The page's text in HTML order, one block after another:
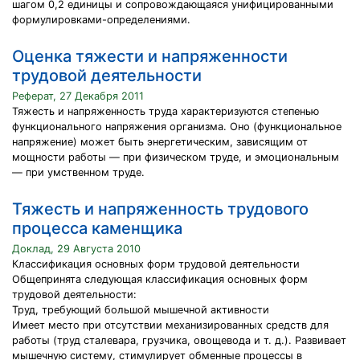
шагом 0,2 единицы и сопровождающаяся унифицированными
формулировками-определениями.
Оценка тяжести и напряженности
трудовой деятельности
Реферат, 27 Декабря 2011
Тяжесть и напряженность труда характеризуются степенью
функ­ционального напряжения организма. Оно (функциональное
напряжение) может быть энергетиче­ским, зависящим от
мощности работы — при физическом труде, и эмоциональным
— при умственном труде.
Тяжесть и напряженность трудового
процесса каменщика
Доклад, 29 Августа 2010
Классификация основных форм трудовой деятельности
Общепринята следующая классификация основных форм
трудовой деятельности:
Труд, требующий большой мышечной активности
Имеет место при отсутствии механизированных средств для
работы (труд сталевара, грузчика, овощевода и т. д.). Развивает
мышечную систему, стимулирует обменные процессы в